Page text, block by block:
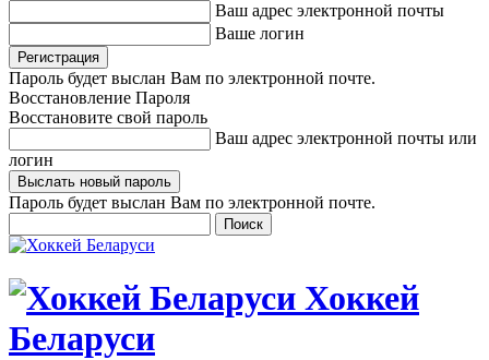
Ваш адрес электронной почты
Ваше логин
Пароль будет выслан Вам по электронной почте.
Восстановление Пароля
Восстановите свой пароль
Ваш адрес электронной почты или
логин
Пароль будет выслан Вам по электронной почте.
Хоккей
Беларуси